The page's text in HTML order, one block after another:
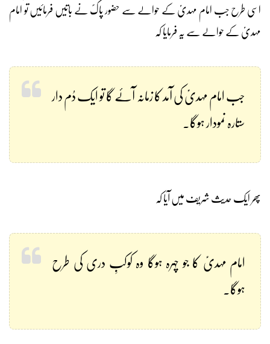
اسی طرح جب امام مہدیؑ کے حوالے سے حضور پاکؐ نے باتیں فرمائیں تو امام
مہدیؑ کے حوالے سے یہ فرمایا کہ
جب امام مہدیؑ کی آمد کا زمانہ آئے گا تو ایک دُم دار
ستارہ نمودار ہوگا۔
پھر ایک حدیث شریف میں آیا کہ
امام مہدیؑ کا جو چہرہ ہوگا وہ کوکبِ دری کی طرح
ہوگا۔